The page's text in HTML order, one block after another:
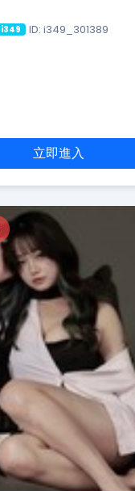
i349 ID: i349_301389
立即進入